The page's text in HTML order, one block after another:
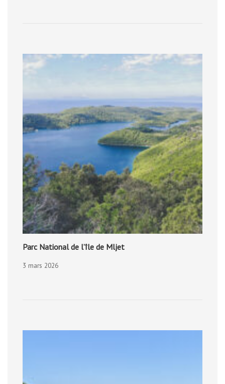
Parc National de l’île de Mljet
3 mars 2026